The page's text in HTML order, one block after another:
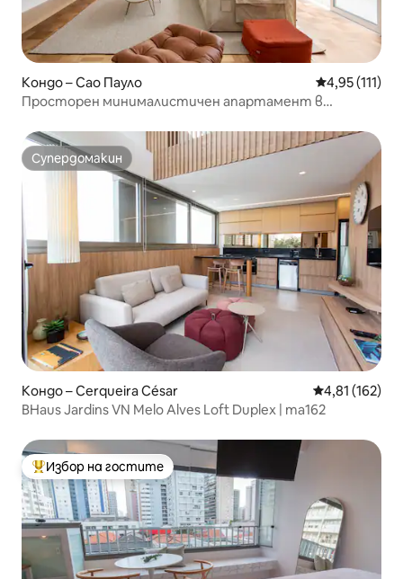
Кондо – Сао Пауло Средна
4,95 (111)
Просторен минималистичен апартамент в
Супердомакин
Супердомакин
Кондо – Cerqueira César Средна
4,81 (162)
BHaus Jardins VN Melo Alves Loft Duplex | ma162
Най-популярен избор на гостите
Избор на гостите